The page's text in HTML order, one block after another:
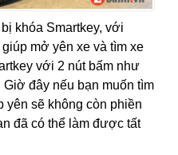
khóa Smartkey, với
mở yên xe và tìm xe
với 2 nút bấm như
đây nếu bạn muốn tìm
yên sẽ không còn phiền
đã có thể làm được tất